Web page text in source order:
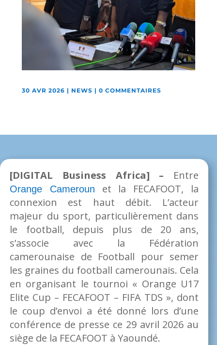
30 AVR 2026 | NEWS | 0 COMMENTAIRES
[DIGITAL Business Africa] – Entre
Orange Cameroun
et la FECAFOOT, la
connexion est haut débit. L’acteur
majeur du sport, particulièrement dans
le football, depuis plus de 20 ans,
s’associe avec la Fédération
camerounaise de Football pour semer
les graines du football camerounais. Cela
en organisant le tournoi « Orange U17
Elite Cup – FECAFOOT – FIFA TDS », dont
le coup d’envoi a été donné lors d’une
conférence de presse ce 29 avril 2026 au
siège de la FECAFOOT à Yaoundé.